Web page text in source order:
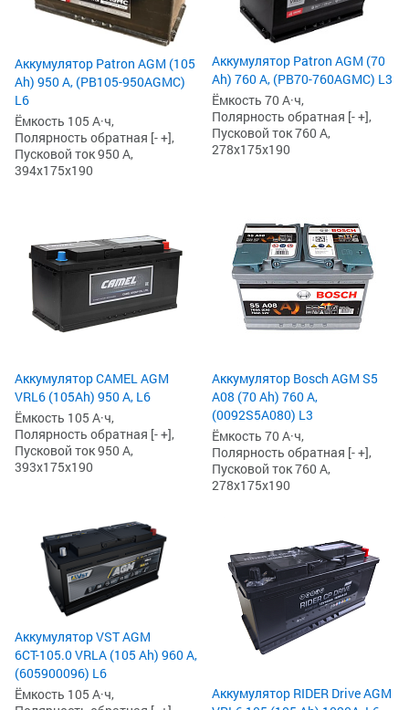
Аккумулятор Patron AGM (105
Ah) 950 А, (PB105-950AGMC)
L6
Ёмкость 105 А·ч,
Полярность обратная [- +],
Пусковой ток 950 А,
394x175x190
Аккумулятор Patron AGM (70
Ah) 760 А, (PB70-760AGMC) L3
Ёмкость 70 А·ч,
Полярность обратная [- +],
Пусковой ток 760 А,
278x175x190
Аккумулятор CAMEL AGM
VRL6 (105Ah) 950 А, L6
Ёмкость 105 А·ч,
Полярность обратная [- +],
Пусковой ток 950 А,
393x175x190
Аккумулятор Bosch AGM S5
A08 (70 Ah) 760 А,
(0092S5A080) L3
Ёмкость 70 А·ч,
Полярность обратная [- +],
Пусковой ток 760 А,
278x175x190
Аккумулятор VST AGM
6СТ-105.0 VRLA (105 Ah) 960 А,
(605900096) L6
Ёмкость 105 А·ч,
Аккумулятор RIDER Drive AGM